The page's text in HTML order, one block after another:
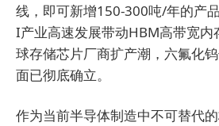
线，即可新增150-300吨/年的产
I产业高速发展带动HBM高带宽内
球存储芯片厂商扩产潮，六氟化
面已彻底确立。
作为当前半导体制造中不可替代